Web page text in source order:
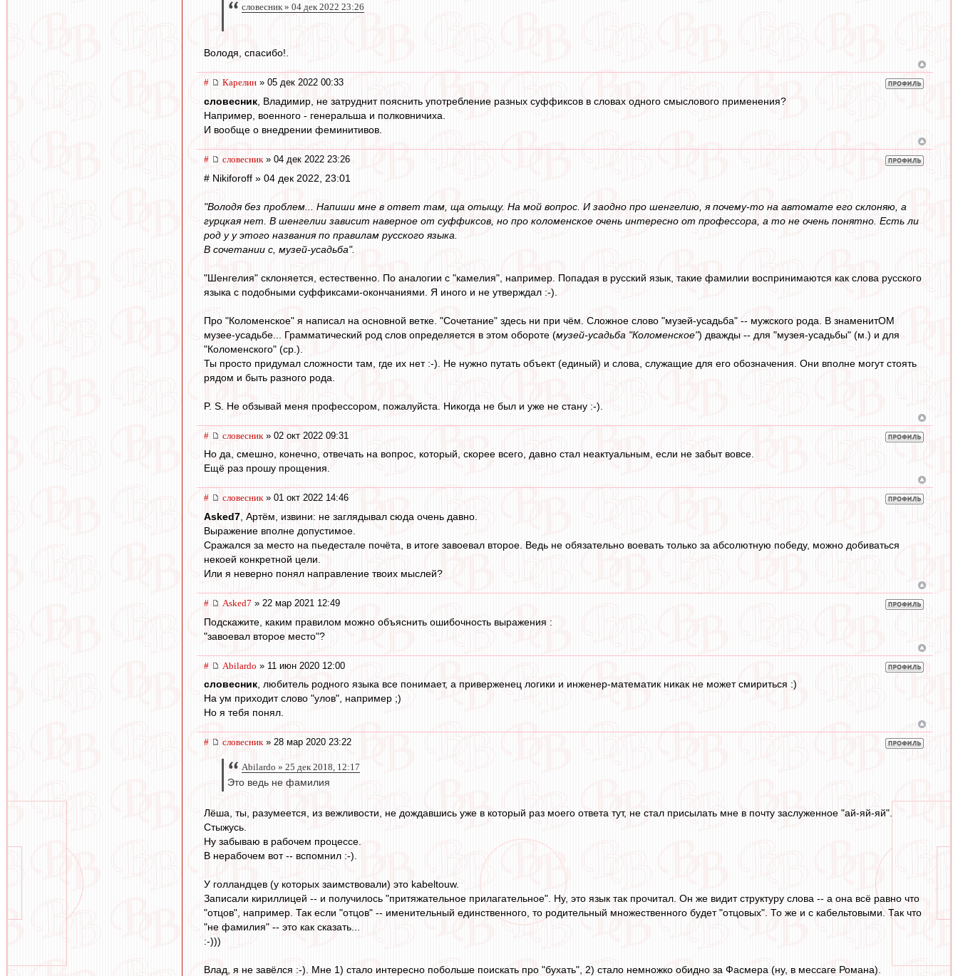
словесник » 04 дек 2022 23:26
Володя, спасибо!.
# Карелин » 05 дек 2022 00:33
словесник , Владимир, не затруднит пояснить употребление разных суффиксов в словах одного смыслового применения?
Например, военного - генеральша и полковничиха.
И вообще о внедрении феминитивов.
# словесник» 04 дек 2022 23:26
# Nikiforoff » 04 дек 2022, 23:01
"Володя без проблем... Напиши мне в ответ там, ща отыщу. На мой вопрос. И заодно про шенгелию, я почему-то на автомате его склоняю, а
гурцкая нет. В шенгелии зависит наверное от суффиксов, но про коломенское очень интересно от профессора, а то не очень понятно. Есть ли
род у у этого названия по правилам русского языка.
В сочетании с, музей-усадьба".
"Шенгелия" склоняется, естественно. По аналогии с "камелия", например. Попадая в русский язык, такие фамилии воспринимаются как слова русского
языка с подобными суффиксами-окончаниями. Я иного и не утверждал :-).
Про "Коломенское" я написал на основной ветке. "Сочетание" здесь ни при чём. Сложное слово "музей-усадьба" -- мужского рода. В знаменитОМ
музее-усадьбе... Грамматический род слов определяется в этом обороте (музей-усадьба "Коломенское") дважды -- для "музея-усадьбы" (м.) и для
"Коломенского" (ср.).
Ты просто придумал сложности там, где их нет :-). Не нужно путать объект (единый) и слова, служащие для его обозначения. Они вполне могут стоять
рядом и быть разного рода.
P. S. Не обзывай меня профессором, пожалуйста. Никогда не был и уже не стану :-).
# словесник » 02 окт 2022 09:31
Но да, смешно, конечно, отвечать на вопрос, который, скорее всего, давно стал неактуальным, если не забыт вовсе.
Ещё раз прошу прощения.
# словесник» 01 окт 2022 14:46
Asked7 , Артём, извини: не заглядывал сюда очень давно.
Выражение вполне допустимое.
Сражался за место на пьедестале почёта, в итоге завоевал второе. Ведь не обязательно воевать только за абсолютную победу, можно добиваться
некоей конкретной цели.
Или я неверно понял направление твоих мыслей?
# Asked7 » 22 мар 2021 12:49
Подскажите, каким правилом можно объяснить ошибочность выражения :
"завоевал второе место"?
# Abilardo » 11 июн 2020 12:00
словесник, любитель родного языка все понимает, а приверженец логики и инженер-математик никак не может смириться :)
На ум приходит слово "улов", например ;)
Но я тебя понял.
# словесник» 28 мар 2020 23:22
Abilardo » 25 дек 2018, 12:17
Это ведь не фамилия
Лёша, ты, разумеется, из вежливости, не дождавшись уже в который раз моего ответа тут, не стал присылать мне в почту заслуженное "ай-яй-яй".
Стыжусь.
Ну забываю в рабочем процессе.
В нерабочем вот -- вспомнил :-).
У голландцев (у которых заимствовали) это kabeltouw.
Записали кириллицей -- и получилось "притяжательное прилагательное". Ну, это язык так прочитал. Он же видит структуру слова -- а она всё равно что
"отцов", например. Так если "отцов" -- именительный единственного, то родительный множественного будет "отцовых". То же и с кабельтовыми. Так что
"не фамилия" -- это как сказать...
:-)))
Влад, я не завёлся :-). Мне 1) стало интересно побольше поискать про "бухать", 2) стало немножко обидно за Фасмера (ну, в мессаге Романа).